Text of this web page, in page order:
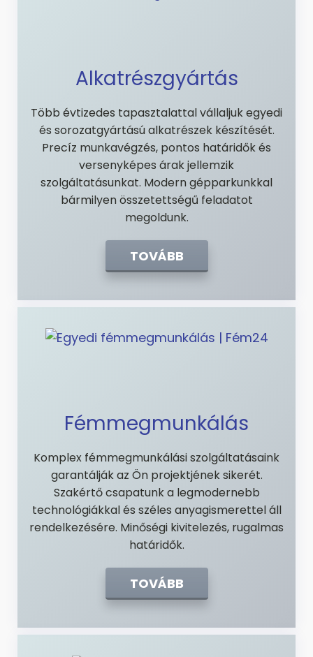
Alkatrészgyártás
Több évtizedes tapasztalattal vállaljuk egyedi
és sorozatgyártású alkatrészek készítését.
Precíz munkavégzés, pontos határidők és
versenyképes árak jellemzik
szolgáltatásunkat. Modern gépparkunkkal
bármilyen összetettségű feladatot
megoldunk.
TOVÁBB
Fémmegmunkálás
Komplex fémmegmunkálási szolgáltatásaink
garantálják az Ön projektjének sikerét.
Szakértő csapatunk a legmodernebb
technológiákkal és széles anyagismerettel áll
rendelkezésére. Minőségi kivitelezés, rugalmas
határidők.
TOVÁBB